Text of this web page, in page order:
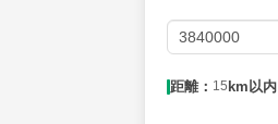
距離： 15 km以内
距離：15km以内